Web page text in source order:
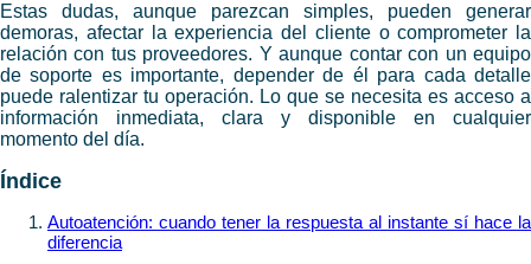
Estas dudas, aunque parezcan simples, pueden generar
demoras, afectar la experiencia del cliente o comprometer la
relación con tus proveedores. Y aunque contar con un equipo
de soporte es importante, depender de él para cada detalle
puede ralentizar tu operación. Lo que se necesita es acceso a
información inmediata, clara y disponible en cualquier
momento del día.
Índice
Autoatención: cuando tener la respuesta al instante sí hace la
diferencia